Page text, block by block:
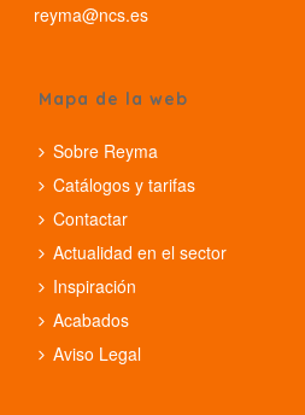
reyma@ncs.es
Mapa de la web
Sobre Reyma
Catálogos y tarifas
Contactar
Actualidad en el sector
Inspiración
Acabados
Aviso Legal